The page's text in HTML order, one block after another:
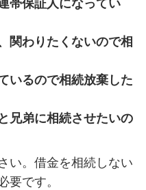
帯保証人になってい
関わりたくないので相
いるので相続放棄した
兄弟に相続させたいの
い。借金を相続しない
要です。